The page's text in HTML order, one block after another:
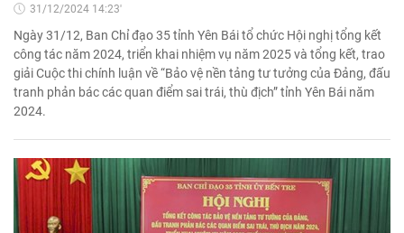
31/12/2024 14:23'
Ngày 31/12, Ban Chỉ đạo 35 tỉnh Yên Bái tổ chức Hội nghị tổng kết
công tác năm 2024, triển khai nhiệm vụ năm 2025 và tổng kết, trao
giải Cuộc thi chính luận về “Bảo vệ nền tảng tư tưởng của Đảng, đấu
tranh phản bác các quan điểm sai trái, thù địch” tỉnh Yên Bái năm
2024.